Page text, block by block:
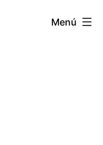
Menú